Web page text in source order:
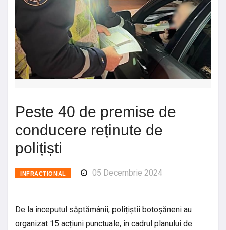
Peste 40 de premise de
conducere reținute de
polițiști
INFRACTIONAL 05 Decembrie 2024
De la începutul săptămânii, polițiștii botoșăneni au
organizat 15 acțiuni punctuale, în cadrul planului de